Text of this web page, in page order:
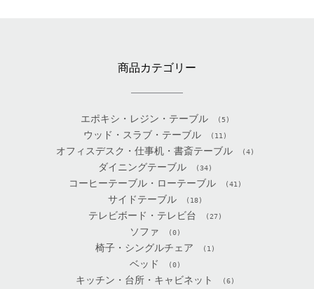
商品カテゴリー
エポキシ・レジン・テーブル (5)
ウッド・スラブ・テーブル (11)
オフィスデスク・仕事机・書斎テーブル (4)
ダイニングテーブル (34)
コーヒーテーブル・ローテーブル (41)
サイドテーブル (18)
テレビボード・テレビ台 (27)
ソファ (0)
椅子・シングルチェア (1)
ベッド (0)
キッチン・台所・キャビネット (6)